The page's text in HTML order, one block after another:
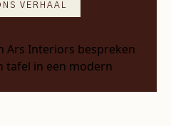
VERHAAL